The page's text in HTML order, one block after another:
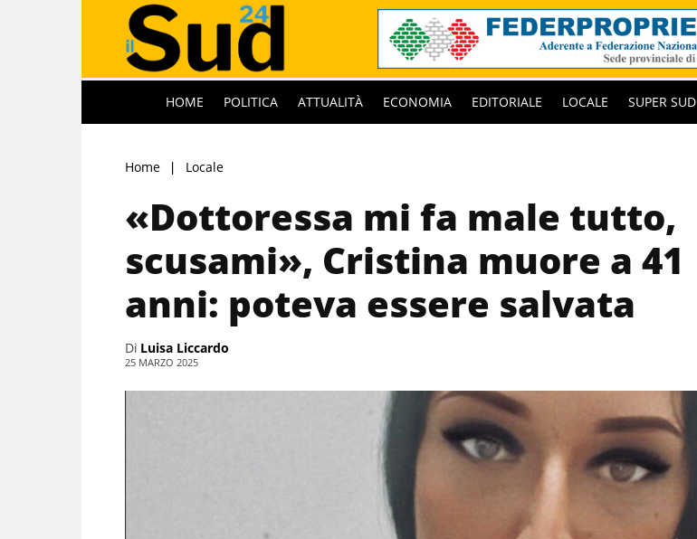
HOME POLITICA ATTUALITÀ ECONOMIA EDITORIALE LOCALE SUPER SUD
Home Locale
«Dottoressa mi fa male tutto,
scusami», Cristina muore a 41
anni: poteva essere salvata
Di Luisa Liccardo
25 MARZO 2025